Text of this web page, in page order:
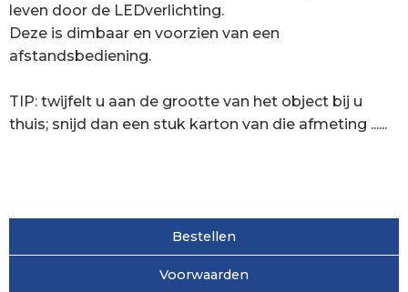
leven door de LEDverlichting.
Deze is dimbaar en voorzien van een
afstandsbediening.
TIP: twijfelt u aan de grootte van het object bij u
thuis; snijd dan een stuk karton van die afmeting ......
Bestellen
Voorwaarden